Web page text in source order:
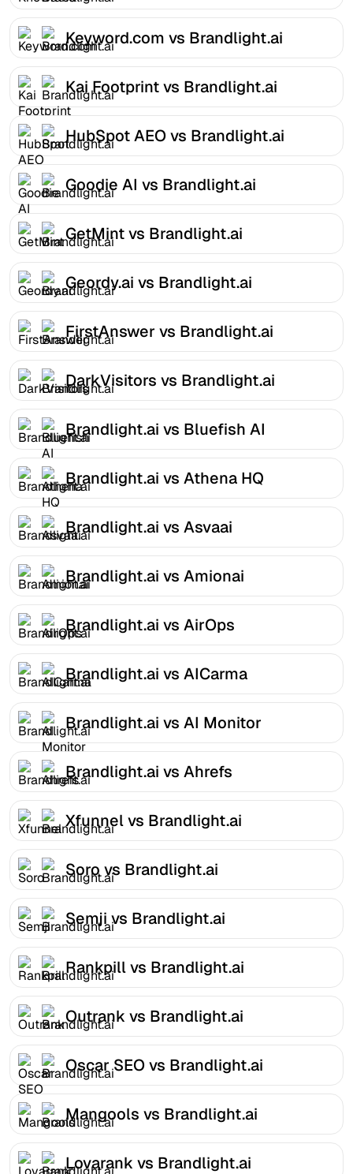
Keyword.com vs Brandlight.ai
Kai Footprint vs Brandlight.ai
HubSpot AEO vs Brandlight.ai
Goodie AI vs Brandlight.ai
GetMint vs Brandlight.ai
Geordy.ai vs Brandlight.ai
FirstAnswer vs Brandlight.ai
DarkVisitors vs Brandlight.ai
Brandlight.ai vs Bluefish AI
Brandlight.ai vs Athena HQ
Brandlight.ai vs Asvaai
Brandlight.ai vs Amionai
Brandlight.ai vs AirOps
Brandlight.ai vs AICarma
Brandlight.ai vs AI Monitor
Brandlight.ai vs Ahrefs
Xfunnel vs Brandlight.ai
Soro vs Brandlight.ai
Semji vs Brandlight.ai
Rankpill vs Brandlight.ai
Outrank vs Brandlight.ai
Oscar SEO vs Brandlight.ai
Mangools vs Brandlight.ai
Lovarank vs Brandlight.ai